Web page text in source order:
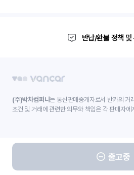
반납/환불 정책 및
출고중
(주)박차컴퍼니는 통신판매중개자로서 반카의 거
조건 및 거래에 관련한 의무와 책임은 각 판매자에